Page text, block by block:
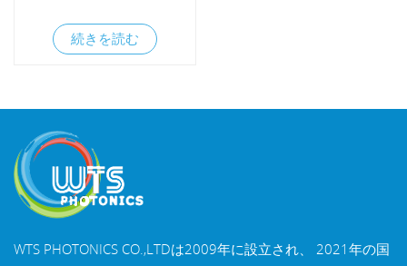
続きを読む
WTS PHOTONICS CO.,LTDは2009年に設立され、 2021年の国